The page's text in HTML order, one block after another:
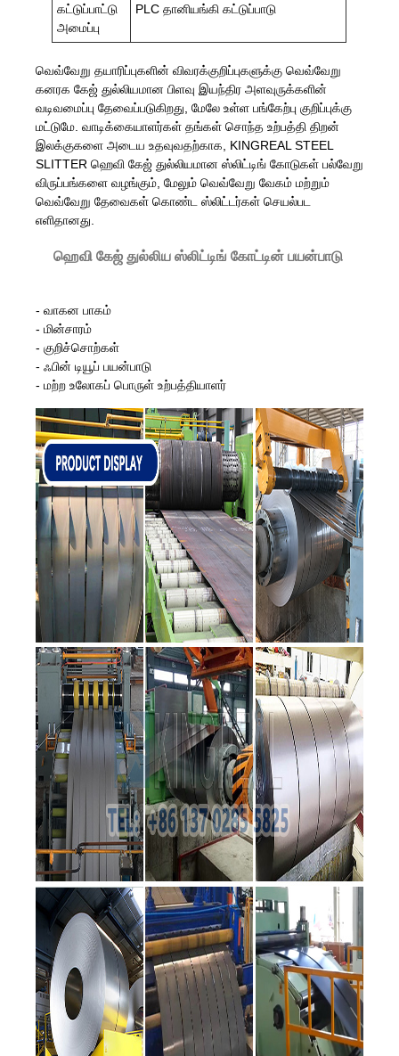
கட்டுப்பாட்டு
அமைப்பு
PLC தானியங்கி கட்டுப்பாடு
வெவ்வேறு தயாரிப்புகளின் விவரக்குறிப்புகளுக்கு வெவ்வேறு
கனரக கேஜ் துல்லியமான பிளவு இயந்திர அளவுருக்களின்
வடிவமைப்பு தேவைப்படுகிறது, மேலே உள்ள பங்கேற்பு குறிப்புக்கு
மட்டுமே. வாடிக்கையாளர்கள் தங்கள் சொந்த உற்பத்தி திறன்
இலக்குகளை அடைய உதவுவதற்காக, KINGREAL STEEL
SLITTER ஹெவி கேஜ் துல்லியமான ஸ்லிட்டிங் கோடுகள் பல்வேறு
விருப்பங்களை வழங்கும், மேலும் வெவ்வேறு வேகம் மற்றும்
வெவ்வேறு தேவைகள் கொண்ட ஸ்லிட்டர்கள் செயல்பட
எளிதானது.
ஹெவி கேஜ் துல்லிய ஸ்லிட்டிங் கோட்டின் பயன்பாடு
- வாகன பாகம்
- மின்சாரம்
- குறிச்சொற்கள்
- ஃபின் டியூப் பயன்பாடு
- மற்ற உலோகப் பொருள் உற்பத்தியாளர்